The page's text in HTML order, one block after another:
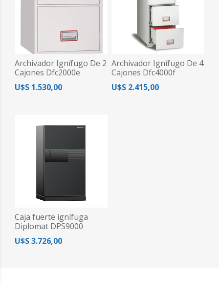
Archivador Ignífugo De 2
Cajones Dfc2000e
Diplomat Safe
U$S 1.530,00
Archivador Ignífugo De 4
Cajones Dfc4000f
Diplomat Safe
U$S 2.415,00
Caja fuerte ignífuga
Diplomat DPS9000
U$S 3.726,00